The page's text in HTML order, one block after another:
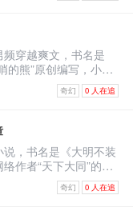
望的单柔又好奇起
道，你只是想体验一
回来？那要是三天后
。”苏千雪冷冷道。
能治好，所以……信他
贵的权力，害得何家
山玩水，收到了何云
明龙国苍龙战神勾结
药入口，前后牟取近三
各类违法行业，还给
料苍龙战神直接奋起
调动了十万兵马前往
全部杀了干净。 所用
上，奸杀妇女，仗势
到秦萧赶到的时候，何
，而何云飞的尸骨也
骏骁冲过去拿过方天仇
VIP卡，但肯定没有
徐静一看就乐了：“这
拿出来，别丢人现眼
卡的时候，眼皮子猛
过卡片，仔细端详了
你的卡？” “有什么问
“这是我们皇朝集团的
出入皇朝集团旗下所
且全部免费！”西装胖
尊黑卡？！ 西装胖子
七皇子！母妃早亡，
老爹对他根本不重
想，他只想做一条不
为七皇子》精彩片段
营派十艘楼船在此，
间一艘最大的楼船中，
老者不是别人，正是
个老东西没有藏在赵
祁江营水军副都统的
，你确定大夏太子会
声问道。 黄麒麟点点
穿越爽文，书名是
的熊”原创编写，小说
说介绍：意外穿越到
，只是，他还没来得
空虚，周边国家虎视
乱臣贼子觊觎多时。
拿起屠刀，平乱党、
人，他就是要做千古
段 调兵不成，赵无极
圣。 皇宫内院之前，文
奇幻 0 人在追
，书名是《大明不装
作者“天下大同”的最
寿只是睡了一觉，醒
裕，不愁吃喝，但他
奇幻 0 人在追